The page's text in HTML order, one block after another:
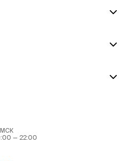
МСК
— 22:00